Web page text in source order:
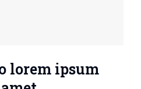
lorem ipsum